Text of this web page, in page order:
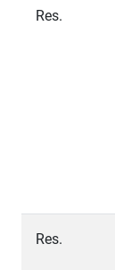
Res.
Res.